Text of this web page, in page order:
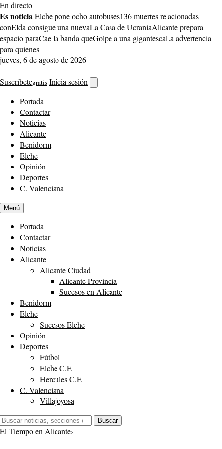
Saltar
al
contenido
En directo
Es noticiaElche pone ocho autobuses136 muertes relacionadas
conElda consigue una nuevaLa Casa de UcraniaAlicante prepara
espacio paraCae la banda queGolpe a una gigantescaLa advertencia
para quienes
jueves, 6 de agosto de 2026
Suscríbetegratis Inicia sesión
buscador
Portada
Contactar
Noticias
Alicante
Benidorm
Elche
Opinión
Deportes
C. Valenciana
Menú
Portada
Contactar
Noticias
Alicante
Alicante Ciudad
Alicante Provincia
Sucesos en Alicante
Benidorm
Elche
Sucesos Elche
Opinión
Deportes
Fútbol
Elche C.F.
Hercules C.F.
C. Valenciana
Villajoyosa
Buscar:
Buscar
El Tiempo en Alicante›